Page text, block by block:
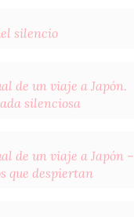
silencio
de un viaje a Japón.
silenciosa
de un viaje a Japón –
que despiertan